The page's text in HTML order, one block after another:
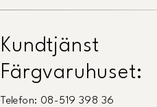
Kundtjänst
Färgvaruhuset:
Telefon: 08-519 398 36